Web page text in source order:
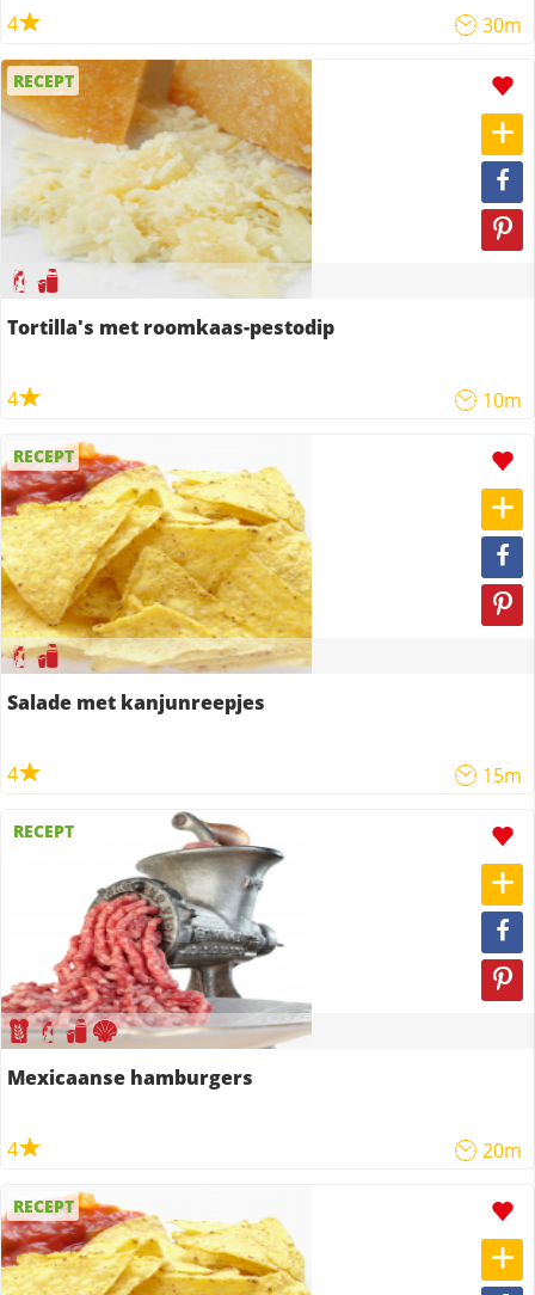
4 30m
RECEPT
Tortilla's met roomkaas-pestodip
4 10m
RECEPT
Salade met kanjunreepjes
4 15m
RECEPT
Mexicaanse hamburgers
4 20m
RECEPT